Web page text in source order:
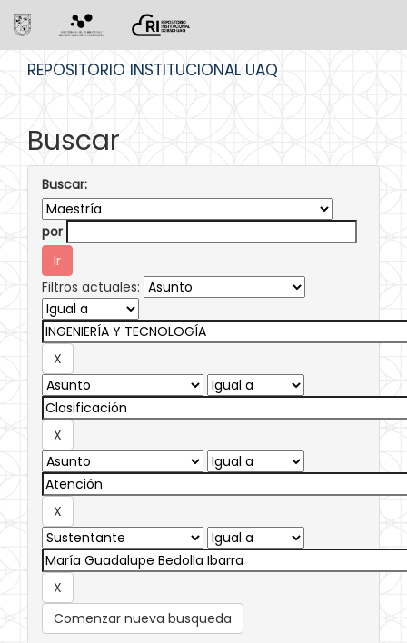
REPOSITORIO INSTITUCIONAL UAQ
Buscar
Buscar:
por
Filtros actuales:
Comenzar nueva busqueda